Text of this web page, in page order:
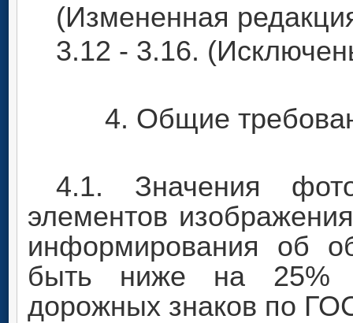
(Измененная
3.12 - 3.16.
4. Общие
4.1. Значения
элементов
информирования об
быть ниже на 25%
дорожных знаков по